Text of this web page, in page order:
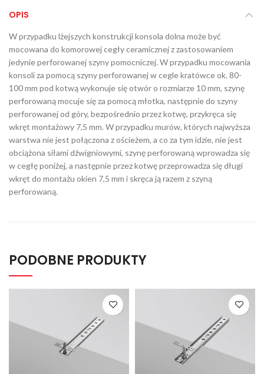
OPIS
W przypadku lżejszych konstrukcji konsola dolna może być
mocowana do komorowej cegły ceramicznej z zastosowaniem
jedynie perforowanej szyny pomocniczej. W przypadku mocowania
konsoli za pomocą szyny perforowanej w cegle kratówce ok. 80-
100 mm pod kotwą wykonuje się otwór o rozmiarze 10 mm, szynę
perforowaną mocuje się za pomocą młotka, następnie do szyny
perforowanej od góry, bezpośrednio przez kotwę, przykręca się
wkręt montażowy 7,5 mm. W przypadku murów, których najwyższa
warstwa nie jest połączona z ościeżem, a co za tym idzie, nie jest
obciążona siłami dźwigniowymi, szynę perforowaną wprowadza się
w cegłę poniżej, a następnie przez kotwę przeprowadza się długi
wkręt do montażu okien 7,5 mm i skręca ją razem z szyną
perforowaną.
PODOBNE PRODUKTY